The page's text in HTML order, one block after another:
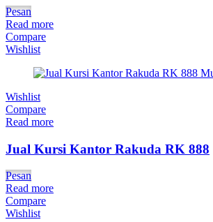
Pesan
Read more
Compare
Wishlist
Wishlist
Compare
Read more
Jual Kursi Kantor Rakuda RK 888
Pesan
Read more
Compare
Wishlist